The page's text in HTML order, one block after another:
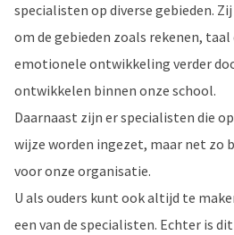
specialisten op diverse gebieden.
om de gebieden zoals rekenen, taal
emotionele ontwikkeling verder
ontwikkelen binnen onze school.
Daarnaast zijn er specialisten die
wijze worden ingezet, maar net zo
voor onze organisatie.
U als ouders kunt ook altijd te
een van de specialisten. Echter is